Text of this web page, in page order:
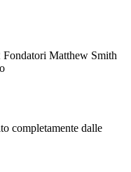
Fondatori Matthew Smith
completamente dalle